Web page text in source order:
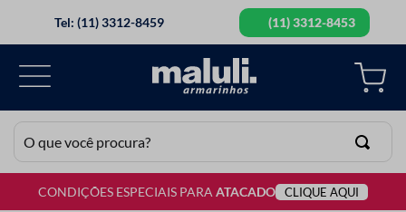
Tel: (11) 3312-8459 (11) 3312-8453
O que você procura?
CONDIÇÕES ESPECIAIS PARAATACADO CLIQUE AQUI
TERMOS MAIS BUSCADOS